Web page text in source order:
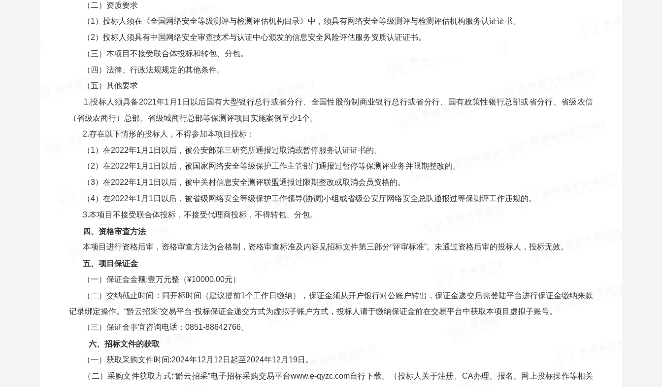
（二）资质要求
（1）投标人须在《全国网络安全等级测评与检测评估机构目录》中，须具有网络安全等级测评与检测评估机构服务认证证书。
（2）投标人须具有中国网络安全审查技术与认证中心颁发的信息安全风险评估服务资质认证证书。
（三）本项目不接受联合体投标和转包、分包。
（四）法律、行政法规规定的其他条件。
（五）其他要求
1.投标人须具备2021年1月1日以后国有大型银行总行或省分行、全国性股份制商业银行总行或省分行、国有政策性银行总部或省分行、省级农信
（省级农商行）总部、省级城商行总部等保测评项目实施案例至少1个。
2.存在以下情形的投标人，不得参加本项目投标：
（1）在2022年1月1日以后，被公安部第三研究所通报过取消或暂停服务认证证书的。
（2）在2022年1月1日以后，被国家网络安全等级保护工作主管部门通报过暂停等保测评业务并限期整改的。
（3）在2022年1月1日以后，被中关村信息安全测评联盟通报过限期整改或取消会员资格的。
（4）在2022年1月1日以后，被省级网络安全等级保护工作领导(协调)小组或省级公安厅网络安全总队通报过等保测评工作违规的。
3.本项目不接受联合体投标，不接受代理商投标，不得转包、分包。
四、资格审查方法
本项目进行资格后审，资格审查方法为合格制，资格审查标准及内容见招标文件第三部分“评审标准”。未通过资格后审的投标人，投标无效。
五、项目保证金
（一）保证金金额:壹万元整（¥10000.00元）
（二）交纳截止时间：同开标时间（建议提前1个工作日缴纳），保证金须从开户银行对公账户转出，保证金递交后需登陆平台进行保证金缴纳来款
记录绑定操作。“黔云招采”交易平台-投标保证金递交方式为虚拟子账户方式，投标人请于缴纳保证金前在交易平台中获取本项目虚拟子账号。
（三）保证金事宜咨询电话：0851-88642766。
六、招标文件的获取
（一）获取采购文件时间:2024年12月12日起至2024年12月19日。
（二）采购文件获取方式:“黔云招采”电子招标采购交易平台www.e-qyzc.com自行下载。（投标人关于注册、CA办理、报名、网上投标操作等相关